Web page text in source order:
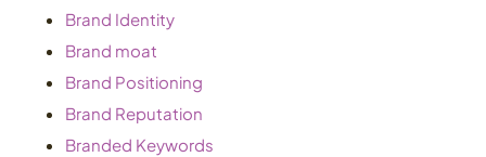
Brand Identity
Brand moat
Brand Positioning
Brand Reputation
Branded Keywords